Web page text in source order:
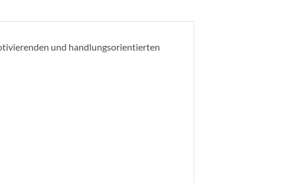
und handlungsorientierten